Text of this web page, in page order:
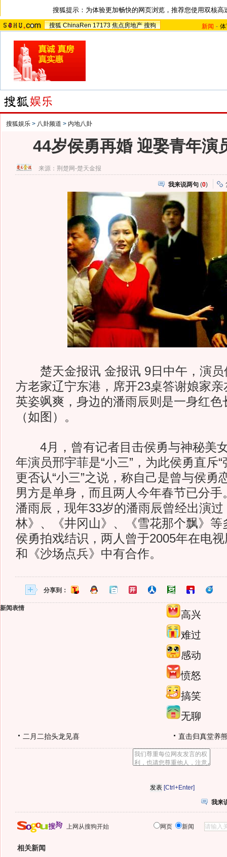
搜狐提示：为体验更加畅快的网页浏览，推荐您使用双核高
搜狐 ChinaRen 17173 焦点房地产 搜狗 新闻 -
搜狐娱乐 > 八卦频道 > 内地八卦
44岁侯勇再婚 迎娶青年演
来源：荆楚网-楚天金报
我来说两句 (0)
楚天金报讯 金报讯 9日中午，演员
方老家辽宁东港，席开23桌答谢娘家
英姿飒爽，身边的潘雨辰则是一身红色
（如图）。
4月，曾有记者目击侯勇与神秘美
年演员邢宇菲是“小三”，为此侯勇直斥
更否认“小三”之说，称自己是曾与侯勇
男方是单身，而且两人今年春节已分
潘雨辰，现年33岁的潘雨辰曾经出演
林》、《井冈山》、《雪花那个飘》等
侯勇拍戏结识，两人曾于2005年在电
和《沙场点兵》中有合作。
分享到：
新闻表情
高兴
难过
感动
愤怒
搞笑
无聊
二月二抬头龙见喜 直击归真堂养
[Ctrl+Enter]
我来
上网从搜狗开始 网页 新闻
相关新闻